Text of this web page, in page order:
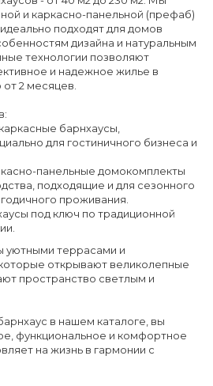
и каркасно-панельной (префаб)
подходят для домов
дизайна и натуральным
технологии позволяют
и надежное жилье в
2 месяцев.
барнхаусы,
для гостиничного бизнеса и
панельные домокомплекты
подходящие и для сезонного
проживания.
под ключ по традиционной
уютными террасами и
открывают великолепные
пространство светлым и
в нашем каталоге, вы
функциональное и комфортное
на жизнь в гармонии с